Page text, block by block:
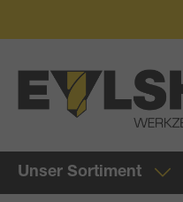
Unser Sortiment